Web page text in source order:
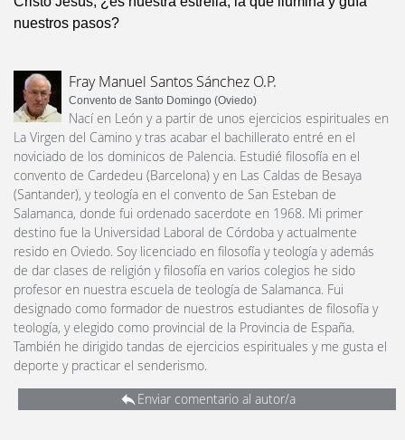
nuestros pasos?
Fray Manuel Santos Sánchez O.P.
Convento de Santo Domingo (Oviedo)
Nací en León y a partir de unos ejercicios espirituales en
La Virgen del Camino y tras acabar el bachillerato entré en el
noviciado de los dominicos de Palencia. Estudié filosofía en el
convento de Cardedeu (Barcelona) y en Las Caldas de Besaya
(Santander), y teología en el convento de San Esteban de
Salamanca, donde fui ordenado sacerdote en 1968. Mi primer
destino fue la Universidad Laboral de Córdoba y actualmente
resido en Oviedo. Soy licenciado en filosofía y teología y además
de dar clases de religión y filosofía en varios colegios he sido
profesor en nuestra escuela de teología de Salamanca. Fui
designado como formador de nuestros estudiantes de filosofía y
teología, y elegido como provincial de la Provincia de España.
También he dirigido tandas de ejercicios espirituales y me gusta el
deporte y practicar el senderismo.
Enviar comentario al autor/a